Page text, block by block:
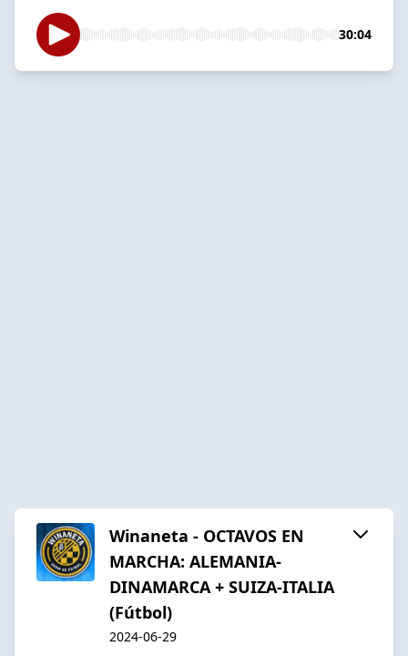
30:04
Winaneta - OCTAVOS EN
MARCHA: ALEMANIA-
DINAMARCA + SUIZA-ITALIA
(Fútbol)
2024-06-29